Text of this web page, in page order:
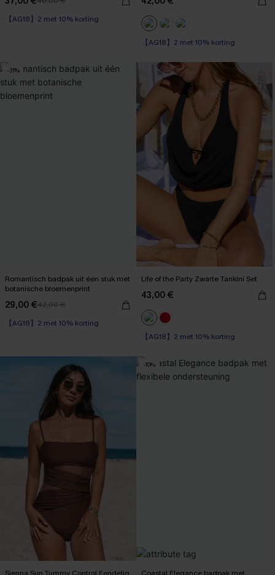
【AG18】2 met 10% korting
Underwire
【AG18】2 met 10% korting
Op voorraad
-31%
Romantisch badpak uit één stuk met
botanische bloemenprint
29,00 €42,00 €
【AG18】2 met 10% korting
Life of the Party Zwarte Tankini Set
43,00 €
【AG18】2 met 10% korting
-10%